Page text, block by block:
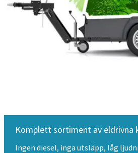
Komplett sortiment av eldrivna
Ingen diesel, inga utsläpp, låg